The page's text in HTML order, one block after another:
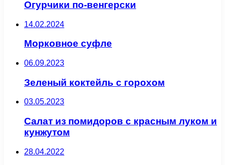
Огурчики по-венгерски
14.02.2024
Морковное суфле
06.09.2023
Зеленый коктейль с горохом
03.05.2023
Салат из помидоров с красным луком и
кунжутом
28.04.2022